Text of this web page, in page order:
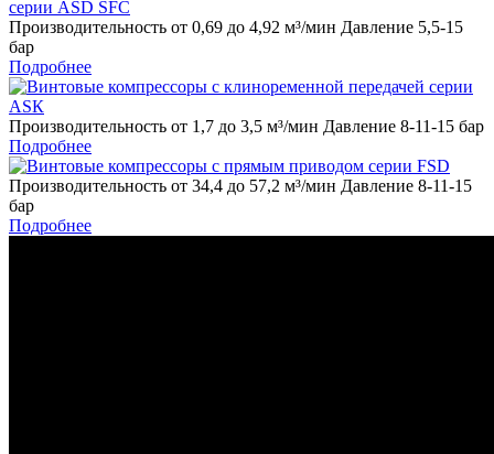
Производительность от 0,69 до 4,92 м³/мин Давление 5,5-15
бар
Подробнее
Производительность от 1,7 до 3,5 м³/мин Давление 8-11-15 бар
Подробнее
Производительность от 34,4 до 57,2 м³/мин Давление 8-11-15
бар
Подробнее